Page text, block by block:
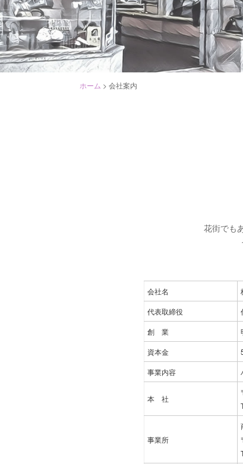
ホーム >会社案内
花街でも
会社名
代表取締役
創 業
資本金
事業内容
本 社
事業所